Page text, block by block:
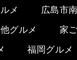
メ 広島市
グルメ
家
福岡グルメ